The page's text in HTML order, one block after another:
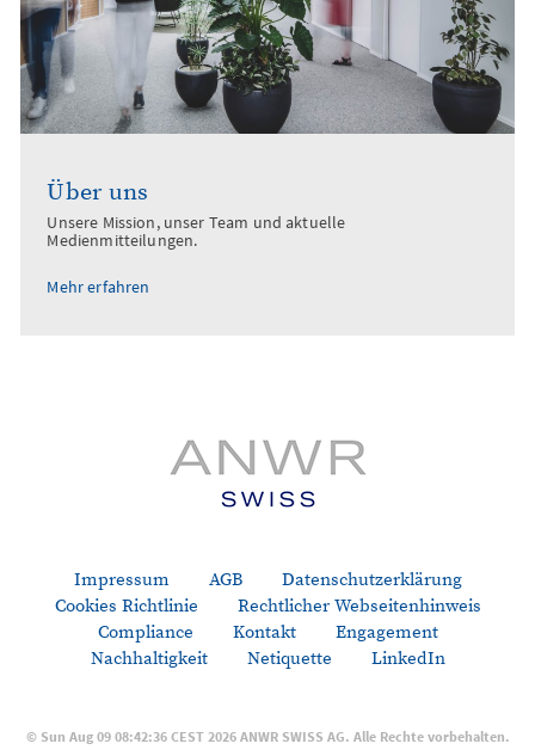
Über uns
Unsere Mission, unser Team und aktuelle
Medienmitteilungen.
Mehr erfahren
Impressum AGB
Datenschutzerklärung
Cookies Richtlinie
Rechtlicher Webseitenhinweis
Compliance
Kontakt
Engagement
Nachhaltigkeit
Netiquette LinkedIn
© Sun Aug 09 08:42:36 CEST 2026 ANWR SWISS AG. Alle Rechte vorbehalten.